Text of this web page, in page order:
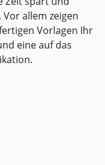
allem zeigen
Vorlagen Ihr
eine auf das